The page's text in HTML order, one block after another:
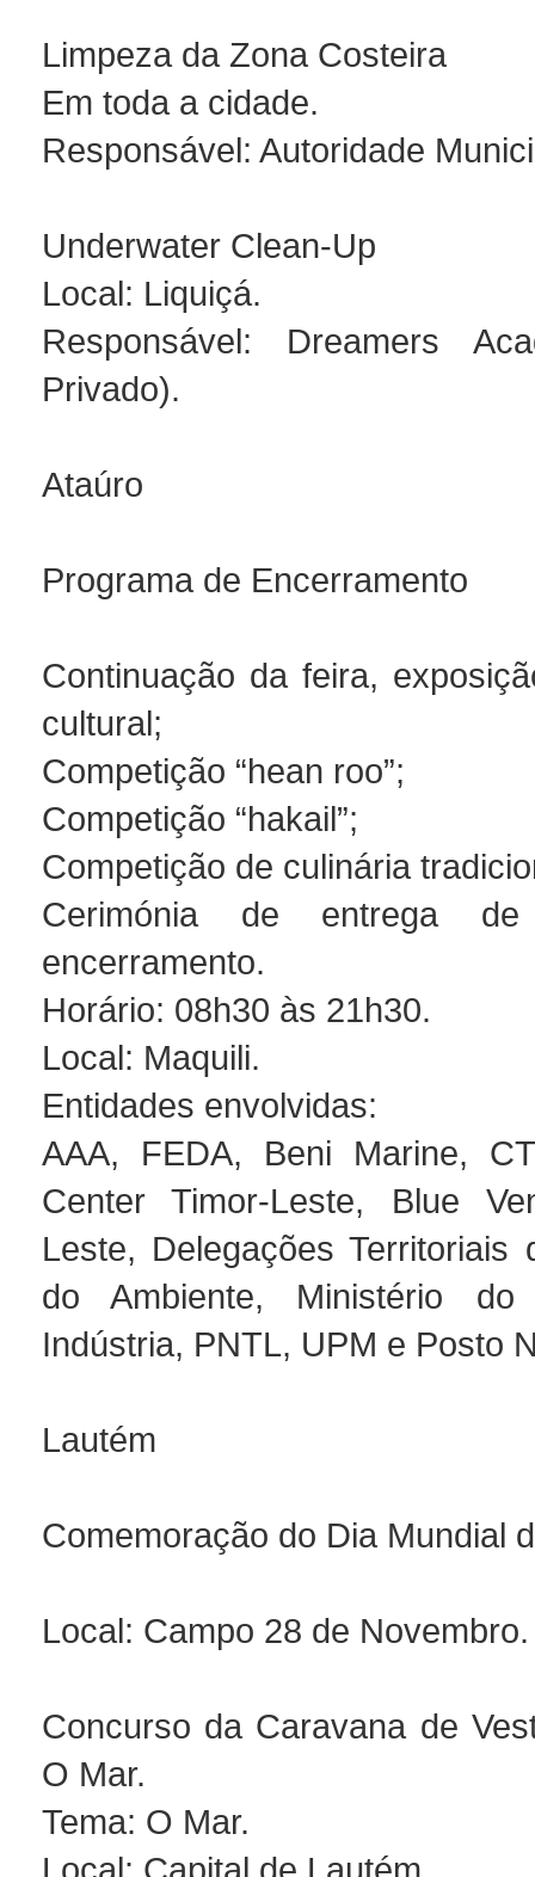
Limpeza da Zona Costeira
Em toda a cidade.
Responsável: Autoridade
Underwater Clean-Up
Local: Liquiçá.
Responsável: Dreamers
Privado).
Ataúro
Programa de Encerramento
Continuação da feira,
cultural;
Competição “hean roo”;
Competição “hakail”;
Competição de culinária
Cerimónia de entrega
encerramento.
Horário: 08h30 às 21h30.
Local: Maquili.
Entidades envolvidas:
AAA, FEDA, Beni Marine,
Center Timor-Leste, Blue
Leste, Delegações Territoriais
do Ambiente, Ministério
Indústria, PNTL, UPM e Posto
Lautém
Comemoração do Dia Mundial
Local: Campo 28 de Novembro.
Concurso da Caravana de
O Mar.
Tema: O Mar.